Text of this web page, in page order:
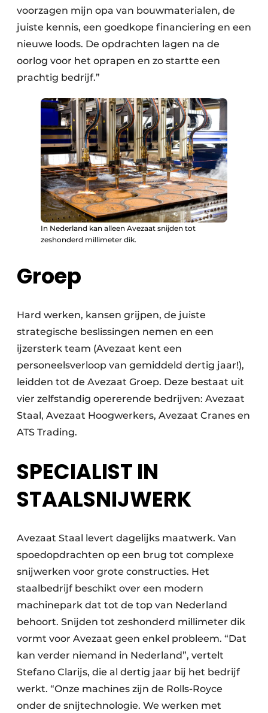
voorzagen mijn opa van bouwmaterialen, de
juiste kennis, een goedkope financiering en een
nieuwe loods. De opdrachten lagen na de
oorlog voor het oprapen en zo startte een
prachtig bedrijf.”
In Nederland kan alleen Avezaat snijden tot
zeshonderd millimeter dik.
Groep
Hard werken, kansen grijpen, de juiste
strategische beslissingen nemen en een
ijzersterk team (Avezaat kent een
personeelsverloop van gemiddeld dertig jaar!),
leidden tot de Avezaat Groep. Deze bestaat uit
vier zelfstandig opererende bedrijven: Avezaat
Staal, Avezaat Hoogwerkers, Avezaat Cranes en
ATS Trading.
SPECIALIST IN
STAALSNIJWERK
Avezaat Staal levert dagelijks maatwerk. Van
spoedopdrachten op een brug tot complexe
snijwerken voor grote constructies. Het
staalbedrijf beschikt over een modern
machinepark dat tot de top van Nederland
behoort. Snijden tot zeshonderd millimeter dik
vormt voor Avezaat geen enkel probleem. “Dat
kan verder niemand in Nederland”, vertelt
Stefano Clarijs, die al dertig jaar bij het bedrijf
werkt. “Onze machines zijn de Rolls-Royce
onder de snijtechnologie. We werken met